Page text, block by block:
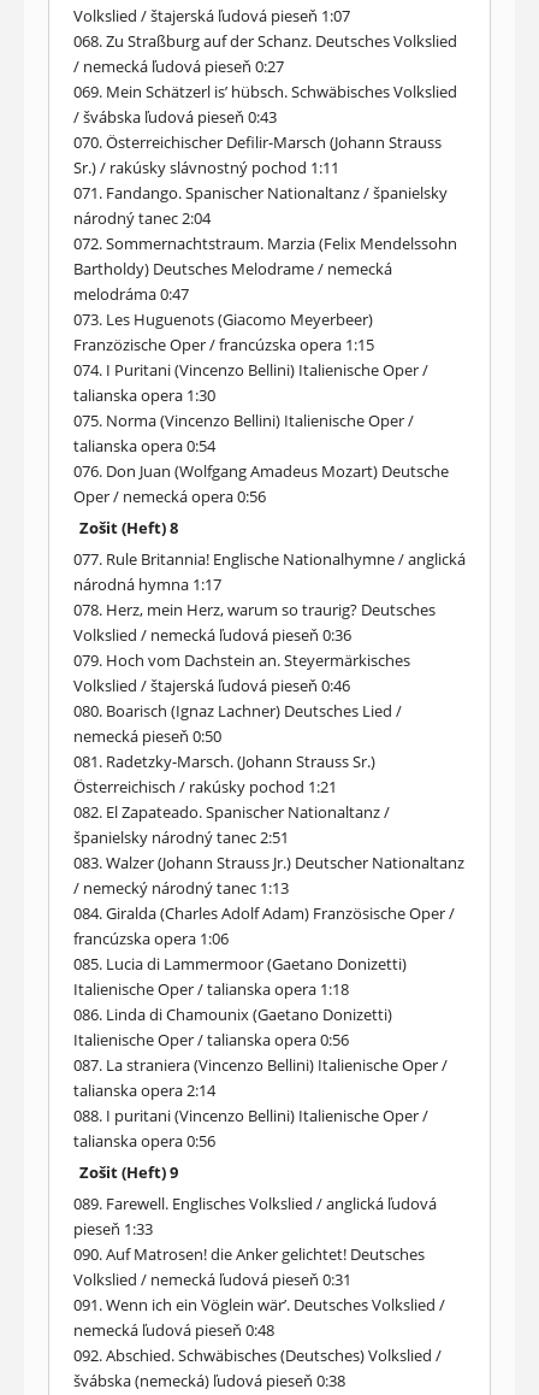
Volkslied / štajerská ľudová pieseň 1:07
068. Zu Straßburg auf der Schanz. Deutsches Volkslied
/ nemecká ľudová pieseň 0:27
069. Mein Schätzerl is’ hübsch. Schwäbisches Volkslied
/ švábska ľudová pieseň 0:43
070. Österreichischer Defilir-Marsch (Johann Strauss
Sr.) / rakúsky slávnostný pochod 1:11
071. Fandango. Spanischer Nationaltanz / španielsky
národný tanec 2:04
072. Sommernachtstraum. Marzia (Felix Mendelssohn
Bartholdy) Deutsches Melodrame / nemecká
melodráma 0:47
073. Les Huguenots (Giacomo Meyerbeer)
Franzözische Oper / francúzska opera 1:15
074. I Puritani (Vincenzo Bellini) Italienische Oper /
talianska opera 1:30
075. Norma (Vincenzo Bellini) Italienische Oper /
talianska opera 0:54
076. Don Juan (Wolfgang Amadeus Mozart) Deutsche
Oper / nemecká opera 0:56
Zošit (Heft) 8
077. Rule Britannia! Englische Nationalhymne / anglická
národná hymna 1:17
078. Herz, mein Herz, warum so traurig? Deutsches
Volkslied / nemecká ľudová pieseň 0:36
079. Hoch vom Dachstein an. Steyermärkisches
Volkslied / štajerská ľudová pieseň 0:46
080. Boarisch (Ignaz Lachner) Deutsches Lied /
nemecká pieseň 0:50
081. Radetzky-Marsch. (Johann Strauss Sr.)
Österreichisch / rakúsky pochod 1:21
082. El Zapateado. Spanischer Nationaltanz /
španielsky národný tanec 2:51
083. Walzer (Johann Strauss Jr.) Deutscher Nationaltanz
/ nemecký národný tanec 1:13
084. Giralda (Charles Adolf Adam) Französische Oper /
francúzska opera 1:06
085. Lucia di Lammermoor (Gaetano Donizetti)
Italienische Oper / talianska opera 1:18
086. Linda di Chamounix (Gaetano Donizetti)
Italienische Oper / talianska opera 0:56
087. La straniera (Vincenzo Bellini) Italienische Oper /
talianska opera 2:14
088. I puritani (Vincenzo Bellini) Italienische Oper /
talianska opera 0:56
Zošit (Heft) 9
089. Farewell. Englisches Volkslied / anglická ľudová
pieseň 1:33
090. Auf Matrosen! die Anker gelichtet! Deutsches
Volkslied / nemecká ľudová pieseň 0:31
091. Wenn ich ein Vöglein wär’. Deutsches Volkslied /
nemecká ľudová pieseň 0:48
092. Abschied. Schwäbisches (Deutsches) Volkslied /
švábska (nemecká) ľudová pieseň 0:38